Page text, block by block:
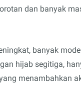
dan banyak
banyak
hijab segitiga,
menambahkan